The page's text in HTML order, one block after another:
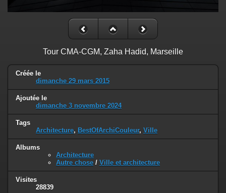
Tour CMA-CGM, Zaha Hadid, Marseille
Créée le
dimanche 29 mars 2015
Ajoutée le
dimanche 3 novembre 2024
Tags
Architecture, BestOfArchiCouleur, Ville
Albums
Architecture
Autre chose / Ville et architecture
Visites
28839